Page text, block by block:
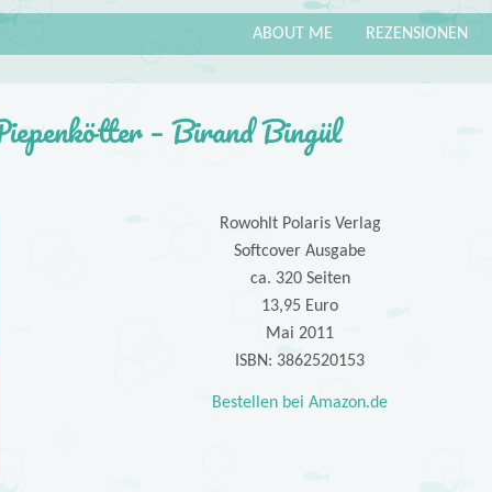
REZENSIONEN
ABOUT ME
– Birand Bingül
Rowohlt Polaris Verlag
Softcover Ausgabe
ca. 320 Seiten
13,95 Euro
Mai 2011
ISBN: 3862520153
Bestellen bei Amazon.de